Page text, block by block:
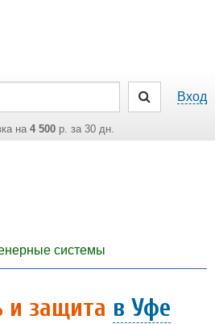
Вход
на 4 500р. за 30 дн.
системы
и защита в Уфе